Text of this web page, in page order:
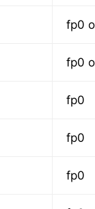
fp0
fp0
fp0
fp0
fp0